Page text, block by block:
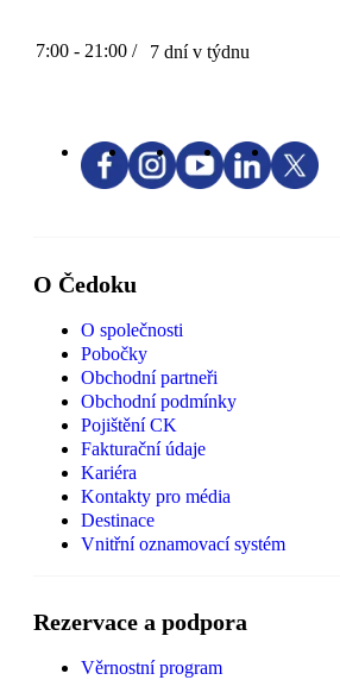
7:00 - 21:00 / 7 dní v týdnu
O Čedoku
O společnosti
Pobočky
Obchodní partneři
Obchodní podmínky
Pojištění CK
Fakturační údaje
Kariéra
Kontakty pro média
Destinace
Vnitřní oznamovací systém
Rezervace a podpora
Věrnostní program